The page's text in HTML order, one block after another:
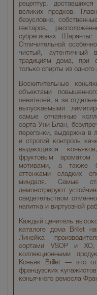
рецептур,
великих предков.
безусловно,
гектаров,
субрегионах
Отличительной
чистый, аутентичный
традициям дома, при
только спирты из одного
Восхитительные
объектами
ценителей, а за
выпускаемыми
самые отчаянные
сорта Уни Блан,
перегонки, выдержка в
и строгий контроль
выдающихся
фруктовым ароматом
мотивами, а также
оттенками сладких
миндаля. Самые
демонстрируют
свидетельством
напитка и виртуозной
Каждый ценитель
каталоге дома Brillet
Линейка
сортами VSOP и
коллекционными
Коньяк Brillet — это
французских
коньячного ремесла